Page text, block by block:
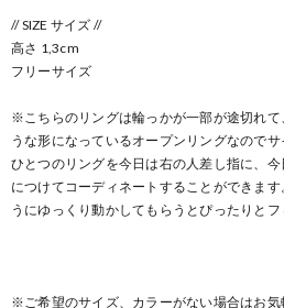
// SIZE サイズ //
高さ 1,3cm
フリーサイズ
※こちらのリングは輪っかが一部が途切れて
うな形になっているオープンリングなので
ひとつのリングを今日は右の人差し指に、
につけてコーディネートすることができま
うにゆっくり動かしてもらうとぴったりとフ
※ご希望のサイズ、カラーがない場合はお気